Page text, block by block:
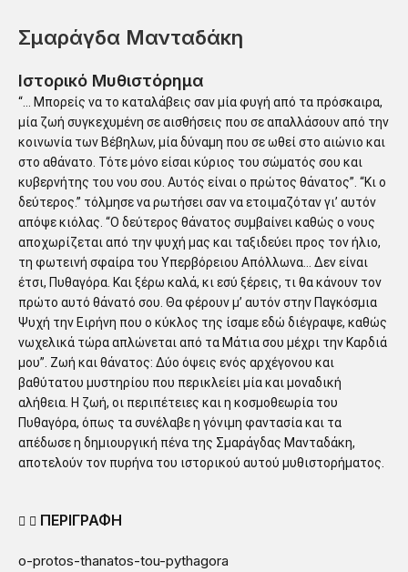
Σμαράγδα Μανταδάκη
Ιστορικό Μυθιστόρημα
“… Μπορείς να το καταλάβεις σαν μία φυγή από τα πρόσκαιρα,
μία ζωή συγκεχυμένη σε αισθήσεις που σε απαλλάσουν από την
κοινωνία των Βέβηλων, μία δύναμη που σε ωθεί στο αιώνιο και
στο αθάνατο. Τότε μόνο είσαι κύριος του σώματός σου και
κυβερνήτης του νου σου. Αυτός είναι ο πρώτος θάνατος”. “Κι ο
δεύτερος.” τόλμησε να ρωτήσει σαν να ετοιμαζόταν γι’ αυτόν
απόψε κιόλας. “Ο δεύτερος θάνατος συμβαίνει καθώς ο νους
αποχωρίζεται από την ψυχή μας και ταξιδεύει προς τον ήλιο,
τη φωτεινή σφαίρα του Υπερβόρειου Απόλλωνα… Δεν είναι
έτσι, Πυθαγόρα. Και ξέρω καλά, κι εσύ ξέρεις, τι θα κάνουν τον
πρώτο αυτό θάνατό σου. Θα φέρουν μ’ αυτόν στην Παγκόσμια
Ψυχή την Ειρήνη που ο κύκλος της ίσαμε εδώ διέγραψε, καθώς
νωχελικά τώρα απλώνεται από τα Μάτια σου μέχρι την Καρδιά
μου”. Ζωή και θάνατος: Δύο όψεις ενός αρχέγονου και
βαθύτατου μυστηρίου που περικλείει μία και μοναδική
αλήθεια. Η ζωή, οι περιπέτειες και η κοσμοθεωρία του
Πυθαγόρα, όπως τα συνέλαβε η γόνιμη φαντασία και τα
απέδωσε η δημιουργική πένα της Σμαράγδας Μανταδάκη,
αποτελούν τον πυρήνα του ιστορικού αυτού μυθιστορήματος.
ΠΕΡΙΓΡΑΦΗ
o-protos-thanatos-tou-pythagora